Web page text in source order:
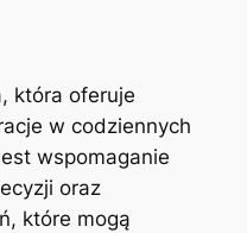
która oferuje
w codziennych
wspomaganie
oraz
które mogą